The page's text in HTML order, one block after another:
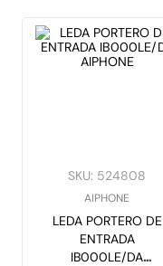
SKU: 524808
AIPHONE
LEDA PORTERO DE
ENTRADA
IB000LE/DA